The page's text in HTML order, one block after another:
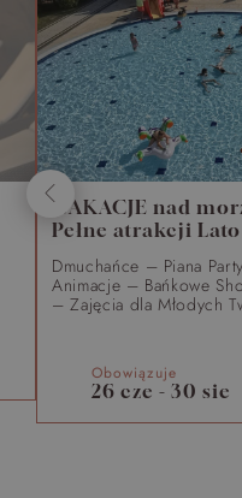
WAKACJE nad
Pełne atrakcji
Dmuchańce – Piana
Animacje – Bańkowe
– Zajęcia dla Młodych
26 cze - 30 sie
Obowiązuje